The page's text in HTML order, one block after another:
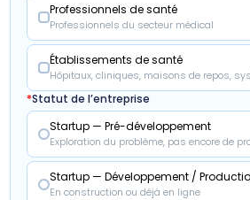
Professionnels de santé
Professionnels du secteur médical
Établissements de santé
Hôpitaux, cliniques, maisons de repos,
*Statut de l’entreprise
Startup — Pré-développement
Exploration du problème, pas encore de
Startup — Développement /
En construction ou déjà en ligne